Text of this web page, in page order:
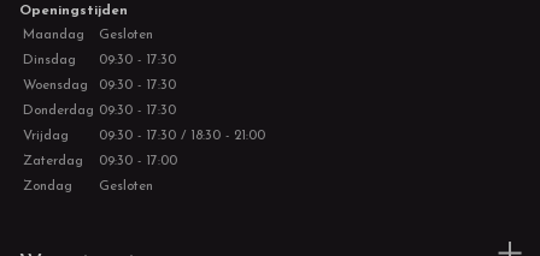
Openingstijden
Maandag
Gesloten
Dinsdag
09:30 - 17:30
Woensdag
09:30 - 17:30
Donderdag 09:30 - 17:30
Vrijdag
09:30 - 17:30 / 18:30 - 21:00
Zaterdag
09:30 - 17:00
Zondag
Gesloten